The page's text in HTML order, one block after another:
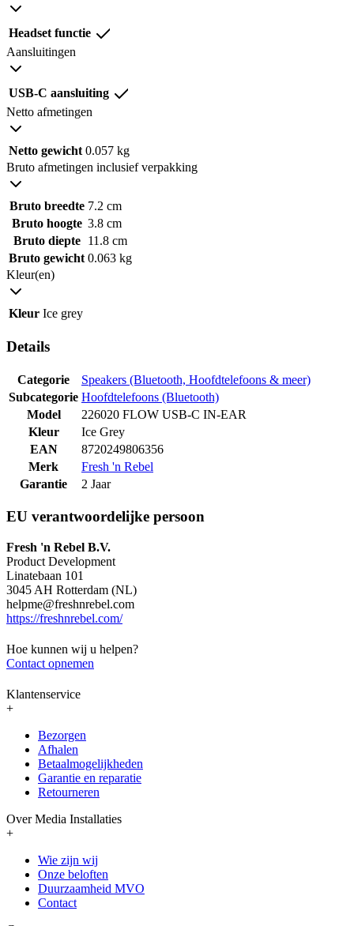
Headset functie
Aansluitingen
USB-C aansluiting
Netto afmetingen
Netto gewicht 0.057 kg
Bruto afmetingen inclusief verpakking
Bruto breedte 7.2 cm
Bruto hoogte 3.8 cm
Bruto diepte
11.8 cm
Bruto gewicht 0.063 kg
Kleur(en)
Kleur Ice grey
Details
Categorie
Speakers (Bluetooth, Hoofdtelefoons & meer)
Subcategorie Hoofdtelefoons (Bluetooth)
Model
226020 FLOW USB-C IN-EAR
Kleur
Ice Grey
EAN
8720249806356
Merk
Fresh 'n Rebel
Garantie
2 Jaar
EU verantwoordelijke persoon
Fresh 'n Rebel B.V.
Product Development
Linatebaan 101
3045 AH Rotterdam (NL)
helpme@freshnrebel.com
https://freshnrebel.com/
Hoe kunnen wij u helpen?
Contact opnemen
Klantenservice
+
Bezorgen
Afhalen
Betaalmogelijkheden
Garantie en reparatie
Retourneren
Over Media Installaties
+
Wie zijn wij
Onze beloften
Duurzaamheid MVO
Contact